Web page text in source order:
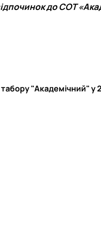
до СОТ
"Академічний" у